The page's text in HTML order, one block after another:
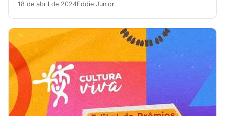
18 de abril de 2024Eddie Junior